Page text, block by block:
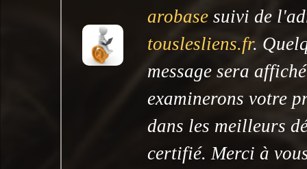
arobase suivi de
touslesliens.fr.
message sera
examinerons votre
dans les meilleurs
certifié. Merci à